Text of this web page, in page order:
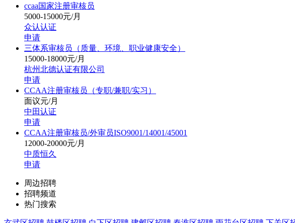
ccaa国家注册审核员
5000-15000元/月
众认认证
申请
三体系审核员（质量、环境、职业健康安全）
15000-18000元/月
杭州北德认证有限公司
申请
CCAA注册审核员（专职/兼职/实习）
面议元/月
中田认证
申请
CCAA注册审核员/外审员ISO9001/14001/45001
12000-20000元/月
中质恒久
申请
周边招聘
招聘频道
热门搜索